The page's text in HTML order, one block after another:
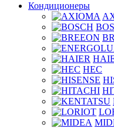
Кондиционеры
HEC